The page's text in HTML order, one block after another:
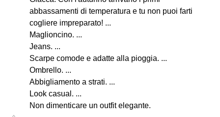
abbassamenti di temperatura e tu non puoi farti
cogliere impreparato! ...
Maglioncino. ...
Jeans. ...
Scarpe comode e adatte alla pioggia. ...
Ombrello. ...
Abbigliamento a strati. ...
Look casual. ...
Non dimenticare un outfit elegante.